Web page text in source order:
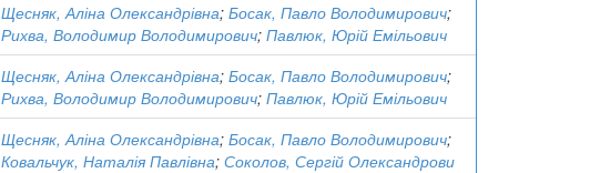
Щесняк, Аліна Олександрівна; Босак, Павло Володимирович;
Рихва, Володимир Володимирович; Павлюк, Юрій Емільович
Щесняк, Аліна Олександрівна; Босак, Павло Володимирович;
Рихва, Володимир Володимирович; Павлюк, Юрій Емільович
Щесняк, Аліна Олександрівна; Босак, Павло Володимирович;
Ковальчук, Наталія Павлівна; Соколов, Сергій Олександрови